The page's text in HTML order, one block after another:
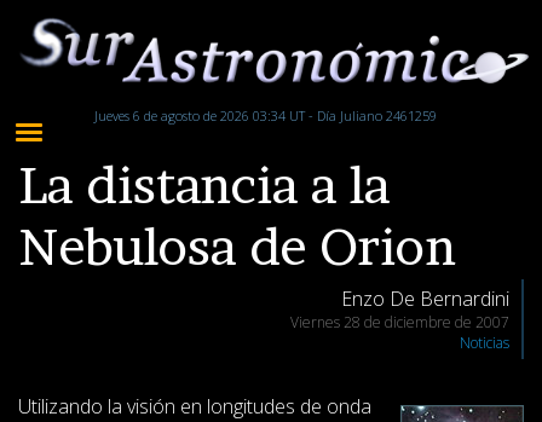
Jueves 6 de agosto de 2026 03:34 UT - Día Juliano 2461259
La distancia a la
Nebulosa de Orion
Enzo De Bernardini
Viernes 28 de diciembre de 2007
Noticias
Utilizando la visión en longitudes de onda